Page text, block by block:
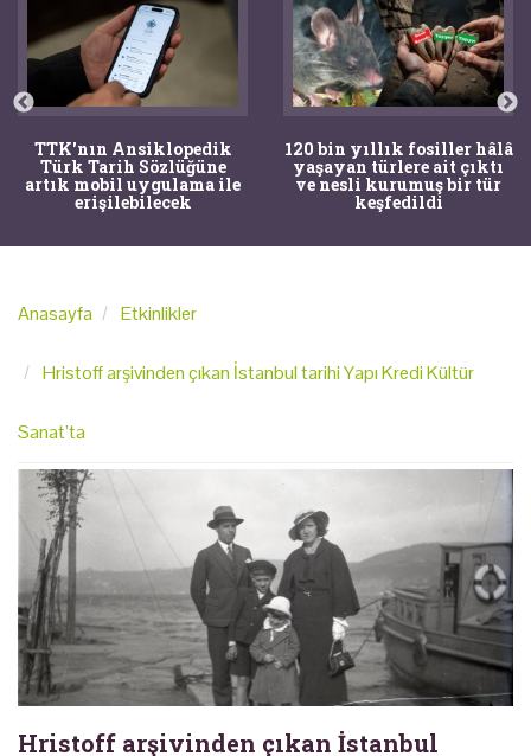
TTK'nın Ansiklopedik
Türk Tarih Sözlüğüne
artık mobil uygulama ile
erişilebilecek
120 bin yıllık fosiller hâlâ
yaşayan türlere ait çıktı
ve nesli kurumuş bir tür
keşfedildi
Anasayfa Etkinlikler
Hristoff arşivinden çıkan İstanbul tarihi Yapı Kredi Kültür
Sanat’ta
Hristoff arşivinden çıkan İstanbul